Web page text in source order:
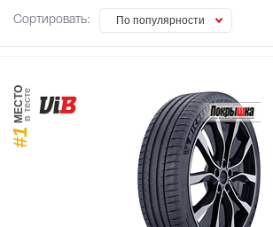
Сортировать: По популярности
#1
МЕСТОв тесте